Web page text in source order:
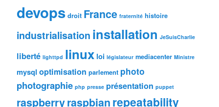
devops droit France fraternité histoire
industrialisation installation JeSuisCharlie
liberté lighttpd linux loi législateur mediacenter Ministre
mysql optimisation parlement photo
photographie php presse présentation puppet
raspberryraspbianrepeatability